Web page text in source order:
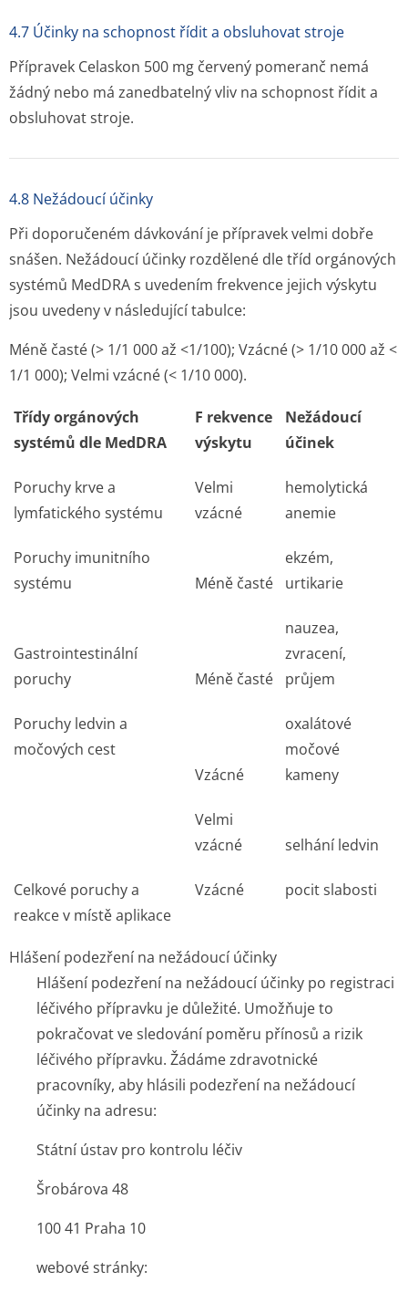
4.7 Účinky na schopnost řídit a obsluhovat stroje
Přípravek Celaskon 500 mg červený pomeranč nemá
žádný nebo má zanedbatelný vliv na schopnost řídit a
obsluhovat stroje.
4.8 Nežádoucí účinky
Při doporučeném dávkování je přípravek velmi dobře
snášen. Nežádoucí účinky rozdělené dle tříd orgánových
systémů MedDRA s uvedením frekvence jejich výskytu
jsou uvedeny v následující tabulce:
Méně časté (> 1/1 000 až <1/100); Vzácné (> 1/10 000 až <
1/1 000); Velmi vzácné (< 1/10 000).
Třídy orgánových
systémů dle MedDRA
F rekvence
výskytu
Nežádoucí
účinek
Poruchy krve a
lymfatického systému
Velmi
vzácné
hemolytická
anemie
Poruchy imunitního
systému
Méně časté
ekzém,
urtikarie
Gastrointestinální
poruchy
Méně časté
nauzea,
zvracení,
průjem
Poruchy ledvin a
močových cest
Vzácné
oxalátové
močové
kameny
Velmi
vzácné
selhání ledvin
Celkové poruchy a
reakce v místě aplikace
Vzácné pocit slabosti
Hlášení podezření na nežádoucí účinky
Hlášení podezření na nežádoucí účinky po registraci
léčivého přípravku je důležité. Umožňuje to
pokračovat ve sledování poměru přínosů a rizik
léčivého přípravku. Žádáme zdravotnické
pracovníky, aby hlásili podezření na nežádoucí
účinky na adresu:
Státní ústav pro kontrolu léčiv
Šrobárova 48
100 41 Praha 10
webové stránky: